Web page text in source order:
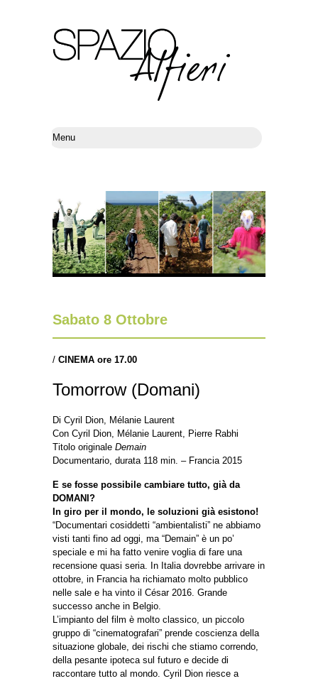
Sabato 8 Ottobre
/ CINEMA ore 17.00
Tomorrow (Domani)
Di Cyril Dion, Mélanie Laurent
Con Cyril Dion, Mélanie Laurent, Pierre Rabhi
Titolo originale Demain
Documentario, durata 118 min. – Francia 2015
E se fosse possibile cambiare tutto, già da
DOMANI?
In giro per il mondo, le soluzioni già esistono!
“Documentari cosiddetti “ambientalisti” ne abbiamo
visti tanti fino ad oggi, ma “Demain” è un po’
speciale e mi ha fatto venire voglia di fare una
recensione quasi seria. In Italia dovrebbe arrivare in
ottobre, in Francia ha richiamato molto pubblico
nelle sale e ha vinto il César 2016. Grande
successo anche in Belgio.
L’impianto del film è molto classico, un piccolo
gruppo di “cinematografari” prende coscienza della
situazione globale, dei rischi che stiamo correndo,
della pesante ipoteca sul futuro e decide di
raccontare tutto al mondo. Cyril Dion riesce a